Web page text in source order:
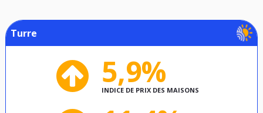
Turre
5,9%
INDICE DE PRIX DES MAISONS